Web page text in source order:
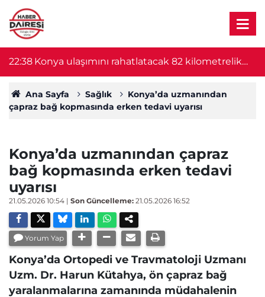
22:38 Konya ulaşımını rahatlatacak 82 kilometrelik
proje başlıyor! Bakan Uraloğlu duyurdu
Ana Sayfa Sağlık
Konya’da uzmanından
çapraz bağ kopmasında erken tedavi uyarısı
Konya’da uzmanından çapraz
bağ kopmasında erken tedavi
uyarısı
21.05.2026 10:54 | Son Güncelleme: 21.05.2026 16:52
Yorum Yap
Konya’da Ortopedi ve Travmatoloji Uzmanı
Uzm. Dr. Harun Kütahya, ön çapraz bağ
yaralanmalarına zamanında müdahalenin